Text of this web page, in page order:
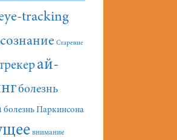
tracking
Старение
ай-
болезнь
болезнь Паркинсона
внимание